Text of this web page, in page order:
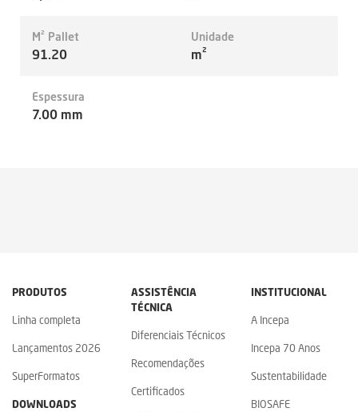
M² Pallet
91.20
Unidade
m²
Espessura
7.00 mm
PRODUTOS
Linha completa
Lançamentos 2026
SuperFormatos
DOWNLOADS
ASSISTÊNCIA
TÉCNICA
Diferenciais Técnicos
Recomendações
Certificados
INSTITUCIONAL
A Incepa
Incepa 70 Anos
Sustentabilidade
BIOSAFE